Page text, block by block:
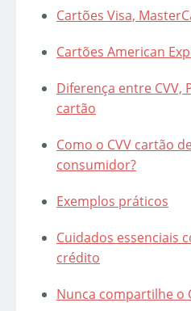
Cartões Visa,
Cartões American
Diferença entre CVV,
cartão
Como o CVV cartão
consumidor?
Exemplos práticos
Cuidados essenciais
crédito
Nunca compartilhe o